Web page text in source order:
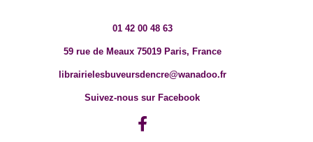
01 42 00 48 63
59 rue de Meaux 75019 Paris, France
librairielesbuveursdencre@wanadoo.fr
Suivez-nous sur Facebook